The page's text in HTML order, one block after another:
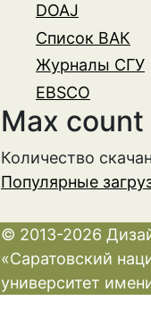
DOAJ
Список ВАК
Журналы СГУ
EBSCO
Max
Количество
Популярные
© 2013-2026
«Саратовский
университет